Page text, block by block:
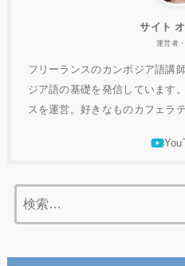
サイト
運営者
フリーランスのカンボジア語講
ジア語の基礎を発信しています
スを運営。好きなものカフェラテ